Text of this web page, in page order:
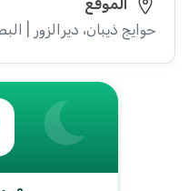
الموقع
حوايج ذيبان، ديرالزور |